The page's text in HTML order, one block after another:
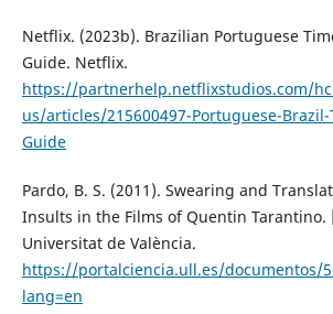
Netflix. (2023b). Brazilian Portuguese
Guide. Netflix.
https://partnerhelp.netflixstudios.com/
us/articles/215600497-Portuguese-Brazil-
Guide
Pardo, B. S. (2011). Swearing and
Insults in the Films of Quentin Tarantino.
Universitat de València.
https://portalciencia.ull.es/documentos/
lang=en